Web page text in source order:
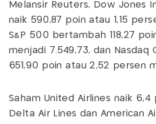
Melansir Reuters, Dow Jones
naik 590,87 poin atau 1,15
S&P 500 bertambah 118,27
menjadi 7.549,73, dan Nasdaq
651,90 poin atau 2,52 persen
Saham United Airlines naik
Delta Air Lines dan American